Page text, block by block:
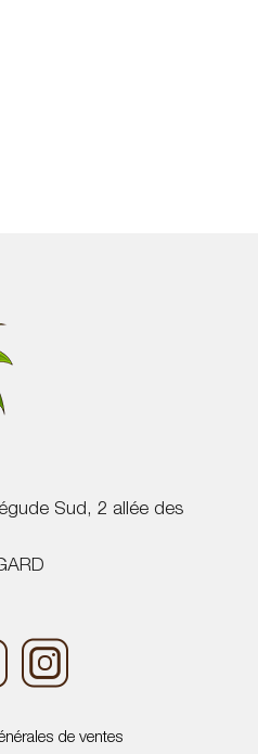
Sud, 2 allée des
de ventes